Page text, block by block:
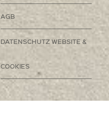
AGB
DATENSCHUTZ WEBSITE &
COOKIES